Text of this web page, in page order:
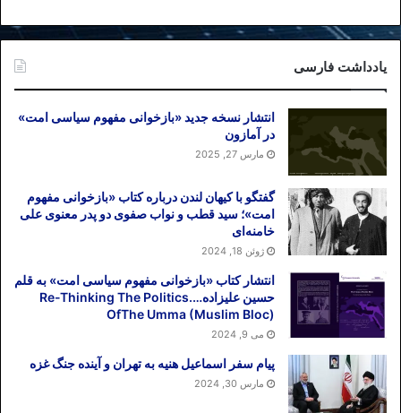
یادداشت فارسی
انتشار نسخه جدید «بازخوانی مفهوم سیاسی امت»
در آمازون
مارس 27, 2025
گفتگو با کیهان لندن درباره کتاب «بازخوانی مفهوم
امت»؛ سید قطب و نواب صفوی دو پدر معنوی علی
خامنه‌ای
ژوئن 18, 2024
انتشار کتاب «بازخوانی مفهوم سیاسی امت» به قلم
حسین علیزاده….Re-Thinking The Politics
OfThe Umma (Muslim Bloc)
می 9, 2024
پیام سفر اسماعیل هنیه به تهران و آینده جنگ غزه
مارس 30, 2024